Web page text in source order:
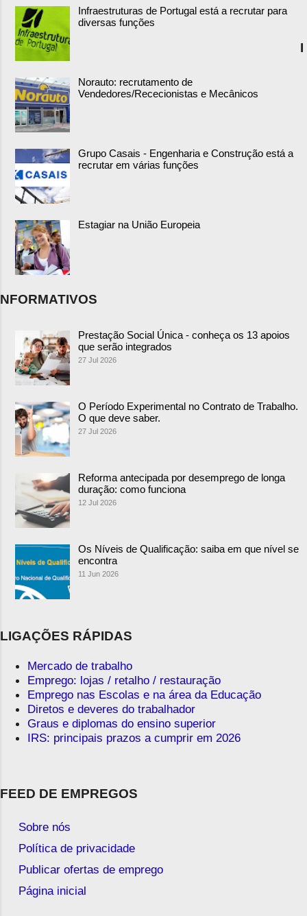
Infraestruturas de Portugal está a recrutar para
diversas funções
Norauto: recrutamento de
Vendedores/Rececionistas e Mecânicos
Grupo Casais - Engenharia e Construção está a
recrutar em várias funções
Estagiar na União Europeia
I
NFORMATIVOS
Prestação Social Única - conheça os 13 apoios
que serão integrados
27 Jul 2026
O Período Experimental no Contrato de Trabalho.
O que deve saber.
27 Jul 2026
Reforma antecipada por desemprego de longa
duração: como funciona
12 Jul 2026
Os Níveis de Qualificação: saiba em que nível se
encontra
11 Jun 2026
LIGAÇÕES RÁPIDAS
Mercado de trabalho
Emprego: lojas / retalho / restauração
Emprego nas Escolas e na área da Educação
Diretos e deveres do trabalhador
Graus e diplomas do ensino superior
IRS: principais prazos a cumprir em 2026
FEED DE EMPREGOS
Sobre nós
Política de privacidade
Publicar ofertas de emprego
Página inicial